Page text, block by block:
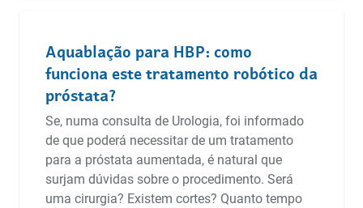
Aquablação para HBP: como
funciona este tratamento robótico da
próstata?
Se, numa consulta de Urologia, foi informado
de que poderá necessitar de um tratamento
para a próstata aumentada, é natural que
surjam dúvidas sobre o procedimento. Será
uma cirurgia? Existem cortes? Quanto tempo